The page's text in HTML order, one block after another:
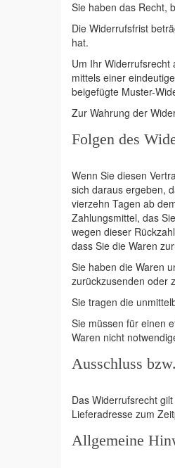
Sie haben das Recht,
Die Widerrufsfrist
hat.
Um Ihr Widerrufsrecht
mittels einer
beigefügte Muster-
Zur Wahrung der
Folgen des
Wenn Sie diesen
sich daraus ergeben,
vierzehn Tagen ab
Zahlungsmittel, das
wegen dieser
dass Sie die Waren
Sie haben die Waren
zurückzusenden oder
Sie tragen die
Sie müssen für einen
Waren nicht
Ausschluss
Das Widerrufsrecht
Lieferadresse zum
Allgemeine